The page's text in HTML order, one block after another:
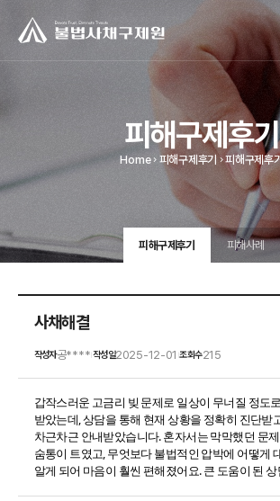
피해구제후기
Home 피해구제후기 피해구제후
피해구제후기 피해사례
사채해결
작성자공**** 작성일2025-12-01 |조회수215
갑작스러운 고금리 빚 문제로 일상이 무너질 정도
받았는데, 상담을 통해 현재 상황을 정확히 진단받
차근차근 안내받았습니다. 혼자서는 막막했던 문
숨통이 트였고, 무엇보다 불법적인 압박에 어떻게
알게 되어 마음이 훨씬 편해졌어요. 큰 도움이 된